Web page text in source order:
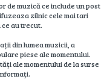
de muzică ce include un post
zilnic cele mai tari
au trecut.
din lumea muzicii, a
piese ale momentului.
ale momentului de la surse